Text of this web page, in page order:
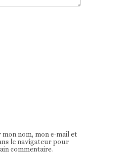
nom, mon e-mail et
le navigateur pour
commentaire.